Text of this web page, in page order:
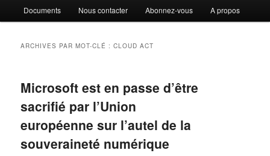
Documents Nous contacter Abonnez-vous A propos
ARCHIVES PAR MOT-CLÉ :CLOUD ACT
Microsoft est en passe d’être
sacrifié par l’Union
européenne sur l’autel de la
souveraineté numérique